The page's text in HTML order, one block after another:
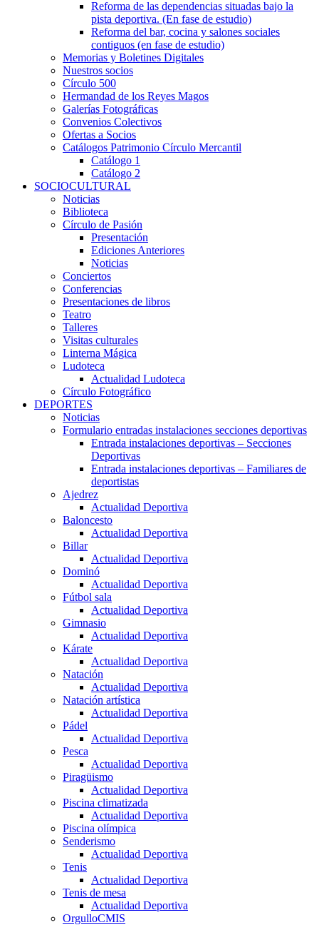
Reforma de las dependencias situadas bajo la
pista deportiva. (En fase de estudio)
Reforma del bar, cocina y salones sociales
contiguos (en fase de estudio)
Memorias y Boletines Digitales
Nuestros socios
Círculo 500
Hermandad de los Reyes Magos
Galerías Fotográficas
Convenios Colectivos
Ofertas a Socios
Catálogos Patrimonio Círculo Mercantil
Catálogo 1
Catálogo 2
SOCIOCULTURAL
Noticias
Biblioteca
Círculo de Pasión
Presentación
Ediciones Anteriores
Noticias
Conciertos
Conferencias
Presentaciones de libros
Teatro
Talleres
Visitas culturales
Linterna Mágica
Ludoteca
Actualidad Ludoteca
Círculo Fotográfico
DEPORTES
Noticias
Formulario entradas instalaciones secciones deportivas
Entrada instalaciones deportivas – Secciones
Deportivas
Entrada instalaciones deportivas – Familiares de
deportistas
Ajedrez
Actualidad Deportiva
Baloncesto
Actualidad Deportiva
Billar
Actualidad Deportiva
Dominó
Actualidad Deportiva
Fútbol sala
Actualidad Deportiva
Gimnasio
Actualidad Deportiva
Kárate
Actualidad Deportiva
Natación
Actualidad Deportiva
Natación artística
Actualidad Deportiva
Pádel
Actualidad Deportiva
Pesca
Actualidad Deportiva
Piragüismo
Actualidad Deportiva
Piscina climatizada
Actualidad Deportiva
Piscina olímpica
Senderismo
Actualidad Deportiva
Tenis
Actualidad Deportiva
Tenis de mesa
Actualidad Deportiva
OrgulloCMIS